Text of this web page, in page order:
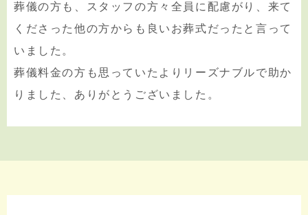
葬儀の方も、スタッフの方々全員に配慮がり、来て
くださった他の方からも良いお葬式だったと言って
いました。
葬儀料金の方も思っていたよりリーズナブルで助か
りました、ありがとうございました。